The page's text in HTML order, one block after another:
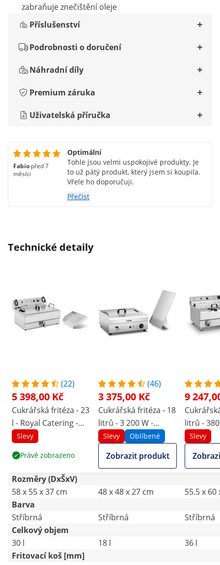
zabraňuje znečištění oleje
Příslušenství
Podrobnosti o doručení
Náhradní díly
Premium záruka
Uživatelská příručka
Fabio před 7
měsíci
Optimální
Tohle jsou velmi uspokojivé produkty. Je
to už pátý produkt, který jsem si koupila.
Vřele ho doporučuji.
Přečíst
Technické detaily
(22)
5 398,00 Kč
Cukrářská fritéza - 23
l - Royal Catering -
230 V
Slevy
Právě zobrazeno
(46)
3 375,00 Kč
Cukrářská fritéza - 18
litrů - 3 200 W -
studená zóna
Slevy Oblíbené
Zobrazit produkt
9
litrů -
Slevy
Rozměry (DxŠxV)
58 x 55 x 37 cm
48 x 48 x 27 cm
55.5 x 60
Barva
Stříbrná
Stříbrná
Stříbrná
Celkový objem
30 l
18 l
36 l
Fritovací koš [mm]